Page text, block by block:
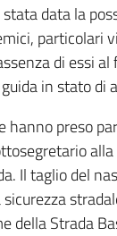
data la
particolari
di essi
in stato di
hanno preso
Il taglio del
sicurezza
della Strada